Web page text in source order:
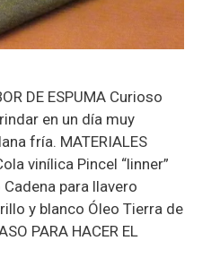
DE ESPUMA Curioso
en un día muy
fría. MATERIALES
vinílica Pincel “linner”
para llavero
y blanco Óleo Tierra de
PARA HACER EL